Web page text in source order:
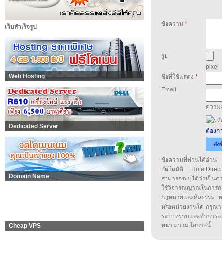
เว็บสำเร็จรูป
Web Hosting
Dedicated Server
Domain Name
Cheap VPS
ข้อความ *
รูป
pixel
ชื่อที่ใช้แสดง *
Email
ความ
ต้องก
ส่ง
ข้อความที่ท่านได้อ่าน
อัตโนมัติ
สามารถระบุได้ว่าเป็น
ใช้วิจารณญาณในกา
กฎหมายและศีลธรรม
หรือหน่วยงานใด กรุณา
ระบบทราบและทำกา
หน้า มา ณ โอกาสนี้